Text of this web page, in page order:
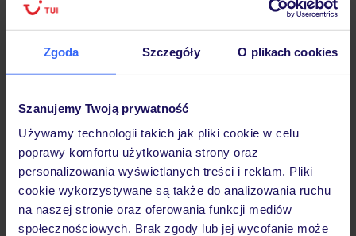
Zgoda Szczegóły O plikach cookies
Szanujemy Twoją prywatność
Używamy technologii takich jak pliki cookie w celu
poprawy komfortu użytkowania strony oraz
personalizowania wyświetlanych treści i reklam. Pliki
cookie wykorzystywane są także do analizowania ruchu
na naszej stronie oraz oferowania funkcji mediów
społecznościowych. Brak zgody lub jej wycofanie może
Hotel
Opinie
Pokoje
Wyżywienie